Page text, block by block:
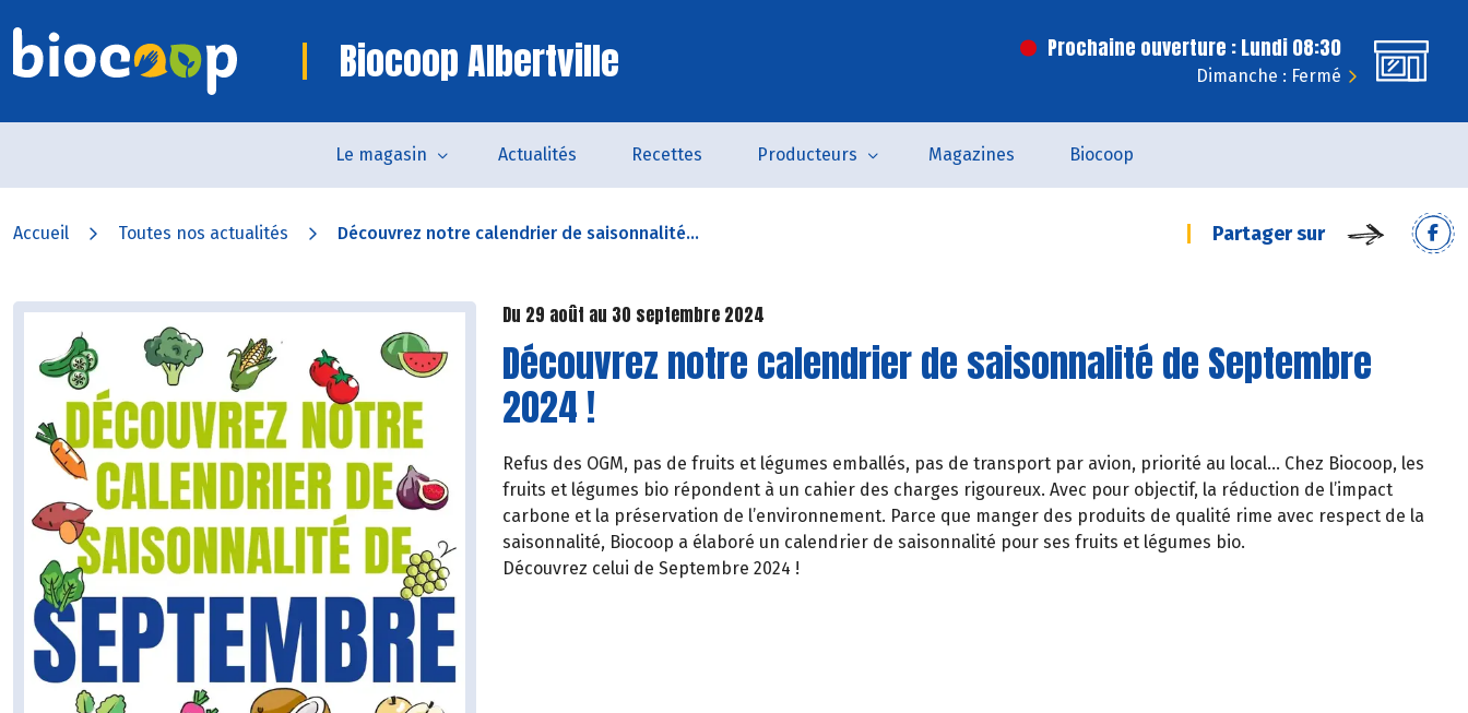
Biocoop Albertville Prochaine ouverture : Lundi 08:30
Dimanche : Fermé
Le magasin Actualités Recettes Producteurs Magazines Biocoop
Accueil Toutes nos actualités Découvrez notre calendrier de saisonnalité... Partager sur
Du 29 août au 30 septembre 2024
Découvrez notre calendrier de saisonnalité de Septembre
2024 !
Refus des OGM, pas de fruits et légumes emballés, pas de transport par avion, priorité au local… Chez Biocoop, les
fruits et légumes bio répondent à un cahier des charges rigoureux. Avec pour objectif, la réduction de l’impact
carbone et la préservation de l’environnement. Parce que manger des produits de qualité rime avec respect de la
saisonnalité, Biocoop a élaboré un calendrier de saisonnalité pour ses fruits et légumes bio.
Découvrez celui de Septembre 2024 !